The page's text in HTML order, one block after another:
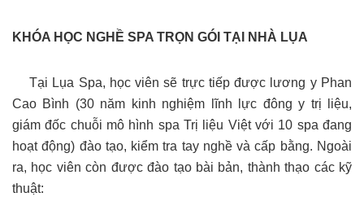
KHÓA HỌC NGHỀ SPA TRỌN GÓI TẠI NHÀ LỤA
Tại Lụa Spa, học viên sẽ trực tiếp được lương y Phan
Cao Bình (30 năm kinh nghiệm lĩnh lực đông y trị liệu,
giám đốc chuỗi mô hình spa Trị liệu Việt với 10 spa đang
hoạt động) đào tạo, kiểm tra tay nghề và cấp bằng. Ngoài
ra, học viên còn được đào tạo bài bản, thành thạo các kỹ
thuật: